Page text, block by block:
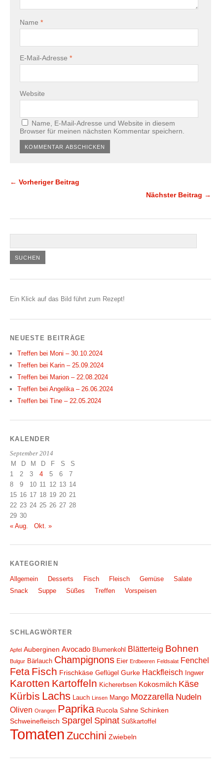
Name *
E-Mail-Adresse *
Website
Name, E-Mail-Adresse und Website in diesem
Browser für meinen nächsten Kommentar speichern.
← Vorheriger Beitrag
Nächster Beitrag →
Ein Klick auf das Bild führt zum Rezept!
NEUESTE BEITRÄGE
Treffen bei Moni – 30.10.2024
Treffen bei Karin – 25.09.2024
Treffen bei Marion – 22.08.2024
Treffen bei Angelika – 26.06.2024
Treffen bei Tine – 22.05.2024
KALENDER
September 2014
M D M D F S
S
1
2 3 4 5 6
7
8
9 10 11 12 13 14
15 16 17 18 19 20 21
22 23 24 25 26 27 28
29 30
« Aug.
Okt. »
KATEGORIEN
Allgemein Desserts Fisch Fleisch Gemüse
Salate
Snack
Suppe Süßes Treffen Vorspeisen
SCHLAGWÖRTER
Apfel Auberginen Avocado Blumenkohl Blätterteig Bohnen
Bulgur Bärlauch Champignons Eier Erdbeeren Feldsalat Fenchel
Feta Fisch Frischkäse Geflügel Gurke Hackfleisch Ingwer
Karotten Kartoffeln Kichererbsen Kokosmilch Käse
Kürbis Lachs Lauch Linsen Mango Mozzarella Nudeln
Oliven Orangen Paprika Rucola Sahne Schinken
Schweinefleisch Spargel Spinat Süßkartoffel
Tomaten Zucchini Zwiebeln